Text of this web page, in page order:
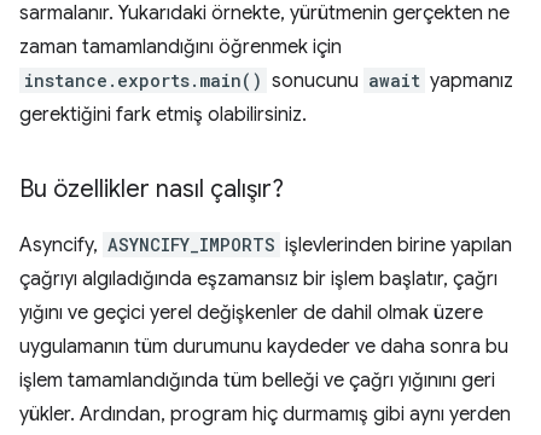
sarmalanır. Yukarıdaki örnekte, yürütmenin gerçekten ne
zaman tamamlandığını öğrenmek için
instance.exports.main() sonucunu await yapmanız
gerektiğini fark etmiş olabilirsiniz.
Bu özellikler nasıl çalışır?
Asyncify, ASYNCIFY_IMPORTS işlevlerinden birine yapılan
çağrıyı algıladığında eşzamansız bir işlem başlatır, çağrı
yığını ve geçici yerel değişkenler de dahil olmak üzere
uygulamanın tüm durumunu kaydeder ve daha sonra bu
işlem tamamlandığında tüm belleği ve çağrı yığınını geri
yükler. Ardından, program hiç durmamış gibi aynı yerden